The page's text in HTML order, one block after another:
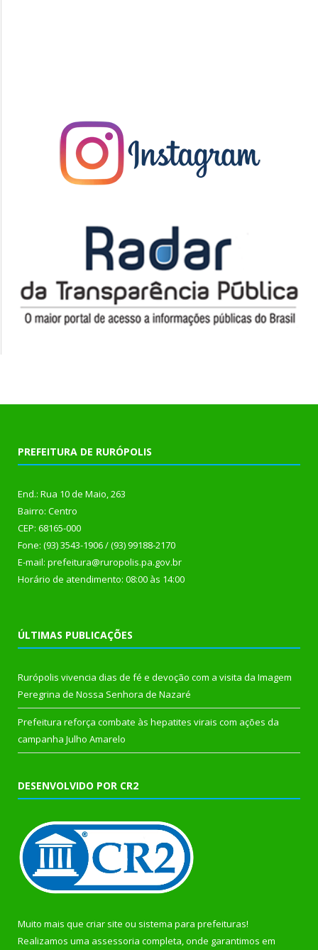
PREFEITURA DE RURÓPOLIS
End.: Rua 10 de Maio, 263
Bairro: Centro
CEP: 68165-000
Fone: (93) 3543-1906 / (93) 99188-2170
E-mail: prefeitura@ruropolis.pa.gov.br
Horário de atendimento: 08:00 às 14:00
ÚLTIMAS PUBLICAÇÕES
Rurópolis vivencia dias de fé e devoção com a visita da Imagem
Peregrina de Nossa Senhora de Nazaré
Prefeitura reforça combate às hepatites virais com ações da
campanha Julho Amarelo
DESENVOLVIDO POR CR2
Muito mais que criar site ou sistema para prefeituras!
Realizamos uma assessoria completa, onde garantimos em